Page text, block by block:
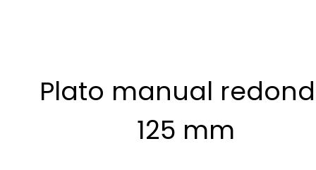
Plato manual
125 mm